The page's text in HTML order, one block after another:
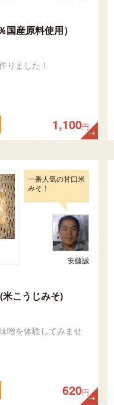
産原料使用）
りました！
1,100円
一番人気の甘口米
みそ！
安藤誠
こうじみそ)
噌を体験してみませ
620円